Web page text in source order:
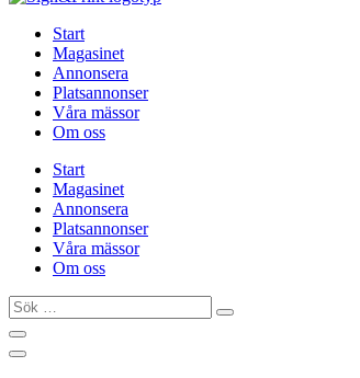
Start
Magasinet
Annonsera
Platsannonser
Våra mässor
Om oss
Start
Magasinet
Annonsera
Platsannonser
Våra mässor
Om oss
Sök
…